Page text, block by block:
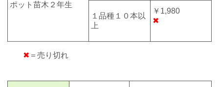
ポット苗木２年生
１品種１０本以
上
￥1,980
✖
✖ ＝売り切れ